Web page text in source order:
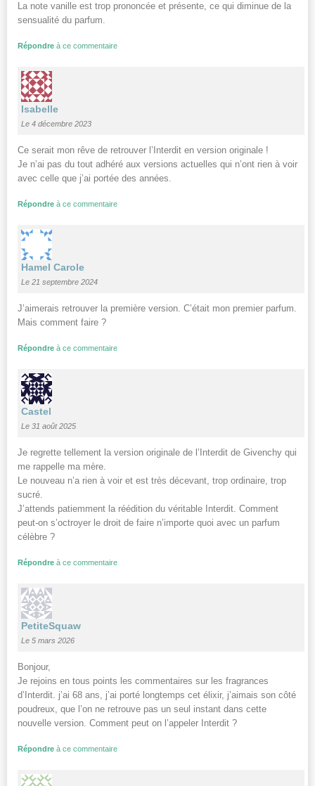
La note vanille est trop prononcée et présente, ce qui diminue de la
sensualité du parfum.
Répondre à ce commentaire
Isabelle
Le 4 décembre 2023
Ce serait mon rêve de retrouver l’Interdit en version originale !
Je n’ai pas du tout adhéré aux versions actuelles qui n’ont rien à voir
avec celle que j’ai portée des années.
Répondre à ce commentaire
Hamel Carole
Le 21 septembre 2024
J’aimerais retrouver la première version. C’était mon premier parfum.
Mais comment faire ?
Répondre à ce commentaire
Castel
Le 31 août 2025
Je regrette tellement la version originale de l’Interdit de Givenchy qui
me rappelle ma mère.
Le nouveau n’a rien à voir et est très décevant, trop ordinaire, trop
sucré.
J’attends patiemment la réédition du véritable Interdit. Comment
peut-on s’octroyer le droit de faire n’importe quoi avec un parfum
célèbre ?
Répondre à ce commentaire
PetiteSquaw
Le 5 mars 2026
Bonjour,
Je rejoins en tous points les commentaires sur les fragrances
d’Interdit. j’ai 68 ans, j’ai porté longtemps cet élixir, j’aimais son côté
poudreux, que l’on ne retrouve pas un seul instant dans cette
nouvelle version. Comment peut on l’appeler Interdit ?
Répondre à ce commentaire